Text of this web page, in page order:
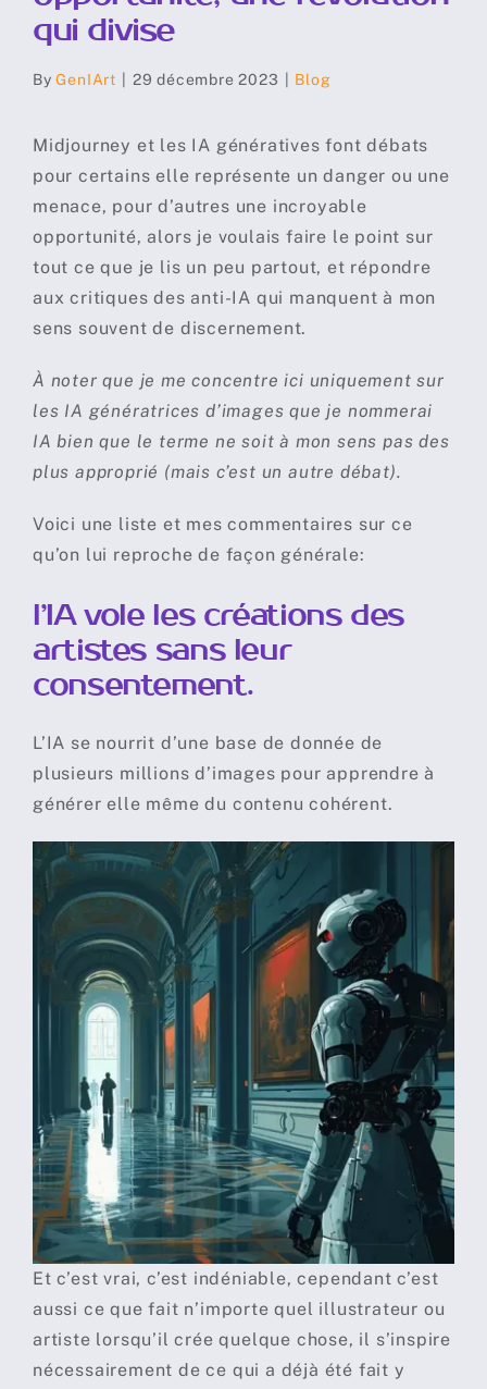
qui divise
ByGenIArt 29 décembre 2023 Blog
Midjourney et les IA génératives font débats
pour certains elle représente un danger ou une
menace, pour d’autres une incroyable
opportunité, alors je voulais faire le point sur
tout ce que je lis un peu partout, et répondre
aux critiques des anti-IA qui manquent à mon
sens souvent de discernement.
À noter que je me concentre ici uniquement sur
les IA génératrices d’images que je nommerai
IA bien que le terme ne soit à mon sens pas des
plus approprié (mais c’est un autre débat).
Voici une liste et mes commentaires sur ce
qu’on lui reproche de façon générale:
l’IA vole les créations des
artistes sans leur
consentement.
L’IA se nourrit d’une base de donnée de
plusieurs millions d’images pour apprendre à
générer elle même du contenu cohérent.
Et c’est vrai, c’est indéniable, cependant c’est
aussi ce que fait n’importe quel illustrateur ou
artiste lorsqu’il crée quelque chose, il s’inspire
nécessairement de ce qui a déjà été fait y